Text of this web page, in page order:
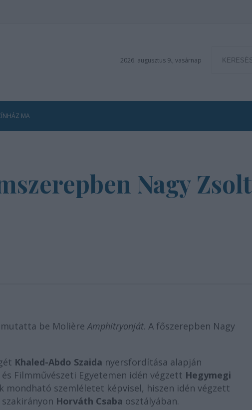
2026. augusztus 9., vasárnap
MA
Nagy Zsolt
be Molière Amphitryonját. A főszerepben Nagy
Khaled-Abdo Szaida nyersfordítása alapján
Filmművészeti Egyetemen idén végzett Hegymegi
mondható szemléletet képvisel, hiszen idén végzett
Horváth Csaba osztályában.